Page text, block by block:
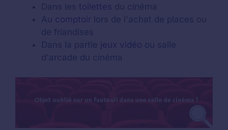
Dans les toilettes du cinéma
Au comptoir lors de l'achat de places ou
de friandises
Dans la partie jeux vidéo ou salle
d'arcade du cinéma